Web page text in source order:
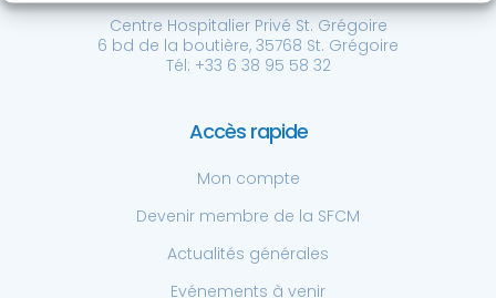
Centre Hospitalier Privé St. Grégoire
6 bd de la boutière, 35768 St. Grégoire
Tél: +33 6 38 95 58 32
Accès rapide
Mon compte
Devenir membre de la SFCM
Actualités générales
Evénements à venir